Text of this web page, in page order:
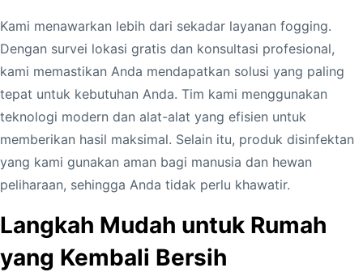
Kami menawarkan lebih dari sekadar layanan fogging.
Dengan survei lokasi gratis dan konsultasi profesional,
kami memastikan Anda mendapatkan solusi yang paling
tepat untuk kebutuhan Anda. Tim kami menggunakan
teknologi modern dan alat-alat yang efisien untuk
memberikan hasil maksimal. Selain itu, produk disinfektan
yang kami gunakan aman bagi manusia dan hewan
peliharaan, sehingga Anda tidak perlu khawatir.
Langkah Mudah untuk Rumah
yang Kembali Bersih